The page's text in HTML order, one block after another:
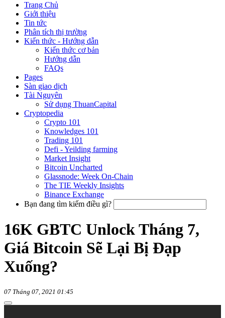
Trang Chủ
Giới thiệu
Tin tức
Phân tích thị trường
Kiến thức - Hướng dẫn
Kiến thức cơ bản
Hướng dẫn
FAQs
Pages
Sàn giao dịch
Tài Nguyên
Sử dụng ThuanCapital
Cryptopedia
Crypto 101
Knowledges 101
Trading 101
Defi - Yeilding farming
Market Insight
Bitcoin Uncharted
Glassnode: Week On-Chain
The TIE Weekly Insights
Binance Exchange
Bạn đang tìm kiếm điều gì?
16K GBTC Unlock Tháng 7,
Giá Bitcoin Sẽ Lại Bị Đạp
Xuống?
07 Tháng 07, 2021 01:45